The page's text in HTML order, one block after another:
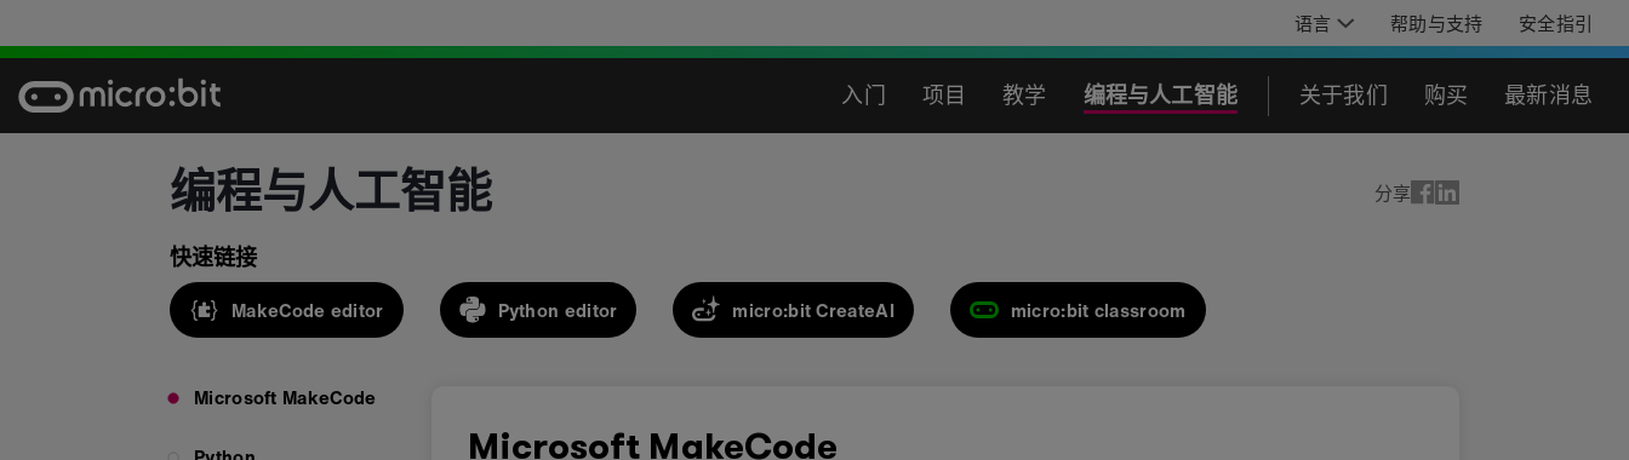
content
语言 帮助与支持 安全指引
入门 项目 教学 编程与人工智能 关于我们 购买 最新消息
编程与人工智能 分享
快速链接
MakeCode editor Python editor micro:bit CreateAI micro:bit classroom
Microsoft MakeCode
Microsoft MakeCode